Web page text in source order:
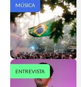
MÚSICA
ENTREVISTA